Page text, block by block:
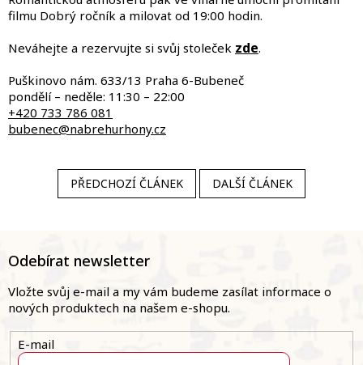
filmu Dobrý ročník a milovat od 19:00 hodin.
Neváhejte a rezervujte si svůj stoleček zde.
Puškinovo nám. 633/13 Praha 6-Bubeneč
pondělí – neděle: 11:30 – 22:00
+420 733 786 081​
bubenec@nabrehurhony.cz
PŘEDCHOZÍ ČLÁNEK DALŠÍ ČLÁNEK
a
Odebírat newsletter
Vložte svůj e-mail a my vám budeme zasílat informace o
nových produktech na našem e-shopu.
E-mail